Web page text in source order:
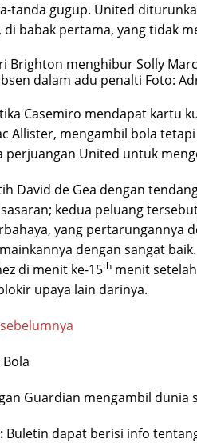
tanda gugup. United
di babak pertama, yang tidak
Brighton menghibur Solly
dalam adu penalti Foto:
Casemiro mendapat kartu
Allister, mengambil bola
perjuangan United untuk
David de Gea dengan
kedua peluang
yang pertarungannya
dengan sangat
di menit ke-15th menit
upaya lain darinya.
Guardian mengambil dunia
Buletin dapat berisi info